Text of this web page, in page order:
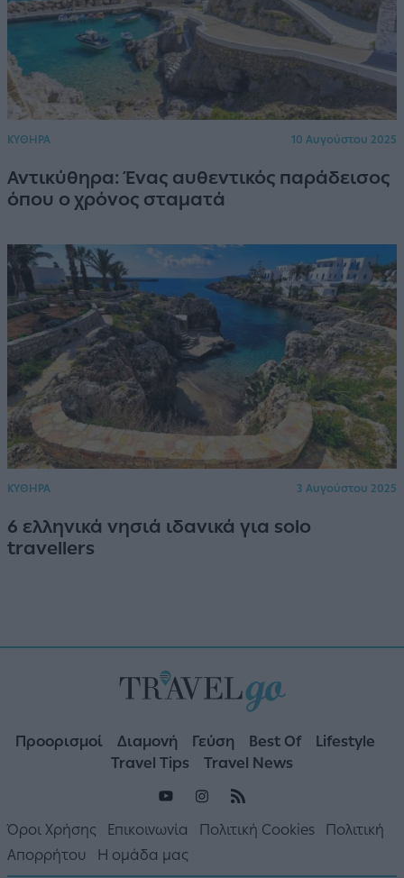
ΚΥΘΗΡΑ 10 Αυγούστου 2025
Αντικύθηρα: Ένας αυθεντικός παράδεισος
όπου ο χρόνος σταματά
ΚΥΘΗΡΑ 3 Αυγούστου 2025
6 ελληνικά νησιά ιδανικά για solo
travellers
Προορισμοί Διαμονή Γεύση Best Of
Lifestyle
Travel Tips
Travel News
Όροι Χρήσης Επικοινωνία Πολιτική Cookies
Πολιτική
Απορρήτου
Η ομάδα μας